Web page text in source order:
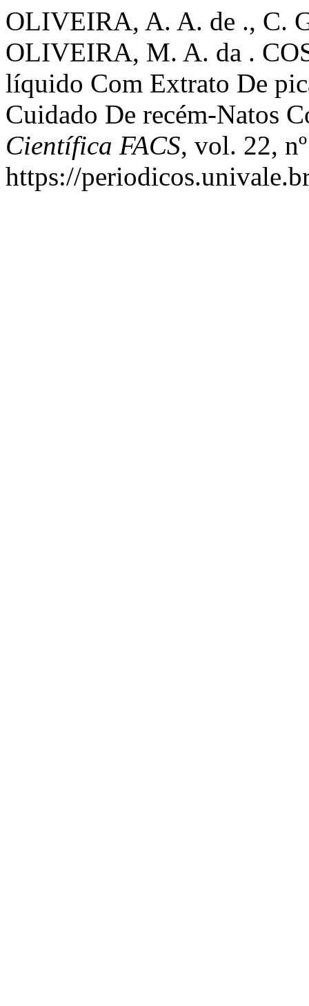
OLIVEIRA, A. A. de ., C.
OLIVEIRA, M. A. da .
líquido Com Extrato De
Cuidado De recém-Natos
Científica FACS, vol. 22,
https://